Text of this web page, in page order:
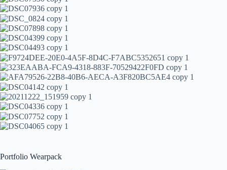
Portfolio Wearpack